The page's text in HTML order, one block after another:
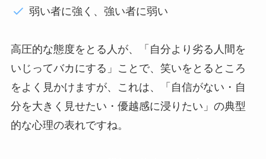
弱い者に強く、強い者に弱い
高圧的な態度をとる人が、「自分より劣る人間を
いじってバカにする」ことで、笑いをとるところ
をよく見かけますが、これは、「自信がない・自
分を大きく見せたい・優越感に浸りたい」の典型
的な心理の表れですね。